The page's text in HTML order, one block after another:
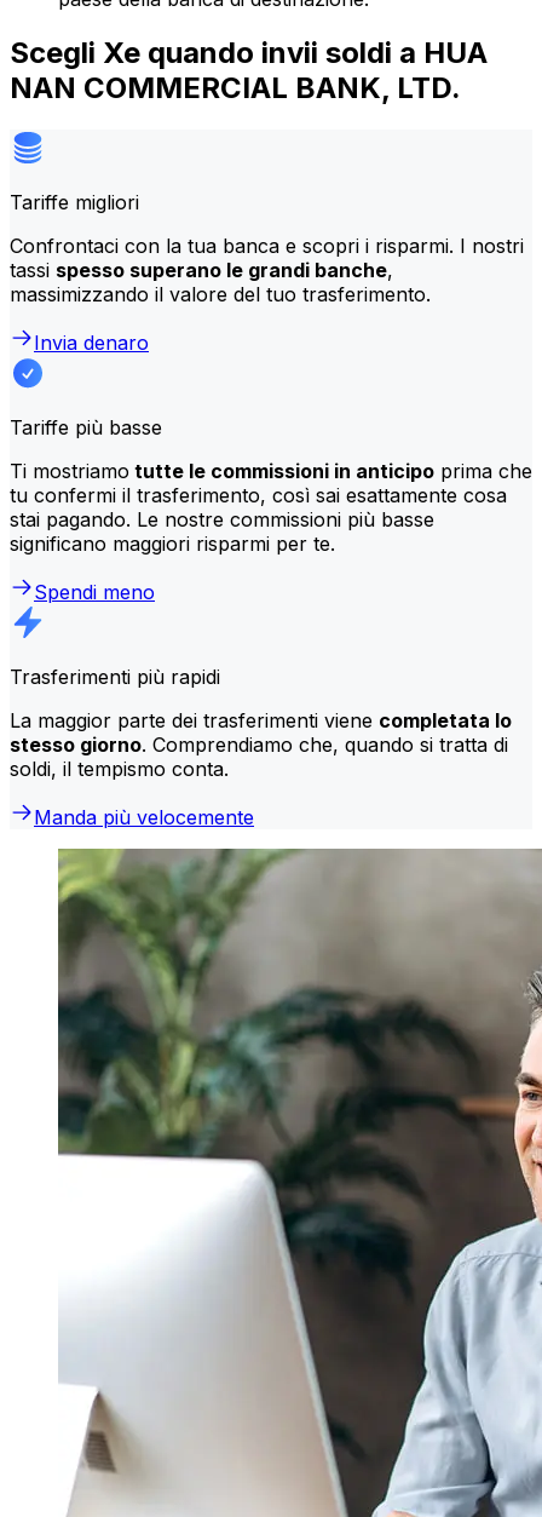
Scegli Xe quando invii soldi a HUA
NAN COMMERCIAL BANK, LTD.
Tariffe migliori
Confrontaci con la tua banca e scopri i risparmi. I nostri
tassi spesso superano le grandi banche,
massimizzando il valore del tuo trasferimento.
Invia denaro
Tariffe più basse
Ti mostriamo tutte le commissioni in anticipo prima che
tu confermi il trasferimento, così sai esattamente cosa
stai pagando. Le nostre commissioni più basse
significano maggiori risparmi per te.
Spendi meno
Trasferimenti più rapidi
La maggior parte dei trasferimenti viene completata lo
stesso giorno. Comprendiamo che, quando si tratta di
soldi, il tempismo conta.
Manda più velocemente